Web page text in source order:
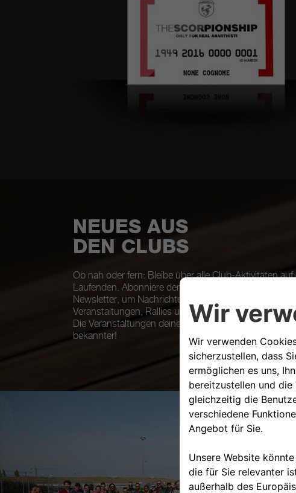
NEUES AUS
DEN CLUBS
Ob nah oder fern: Bleibe über alle Club-Aktivitäten auf
Laufenden. Abonniere den monatlichen The
Newsletter, um Nachrichten und Informationen zu allen
Veranstaltungen, Rallies und Sonderangeboten zu
Die Veranstaltungen deines Clubs werden außerdem
bekannter!